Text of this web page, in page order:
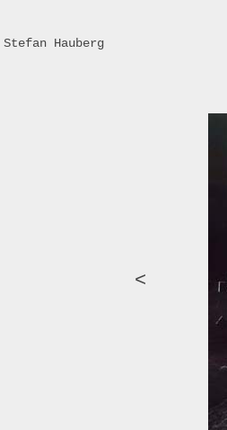
Stefan Hauberg
<